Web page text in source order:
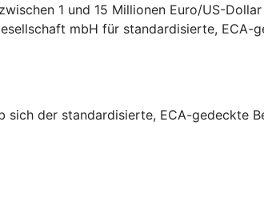
1 und 15 Millionen Euro/US-
mbH für standardisierte,
sich der standardisierte, ECA-gedeckte